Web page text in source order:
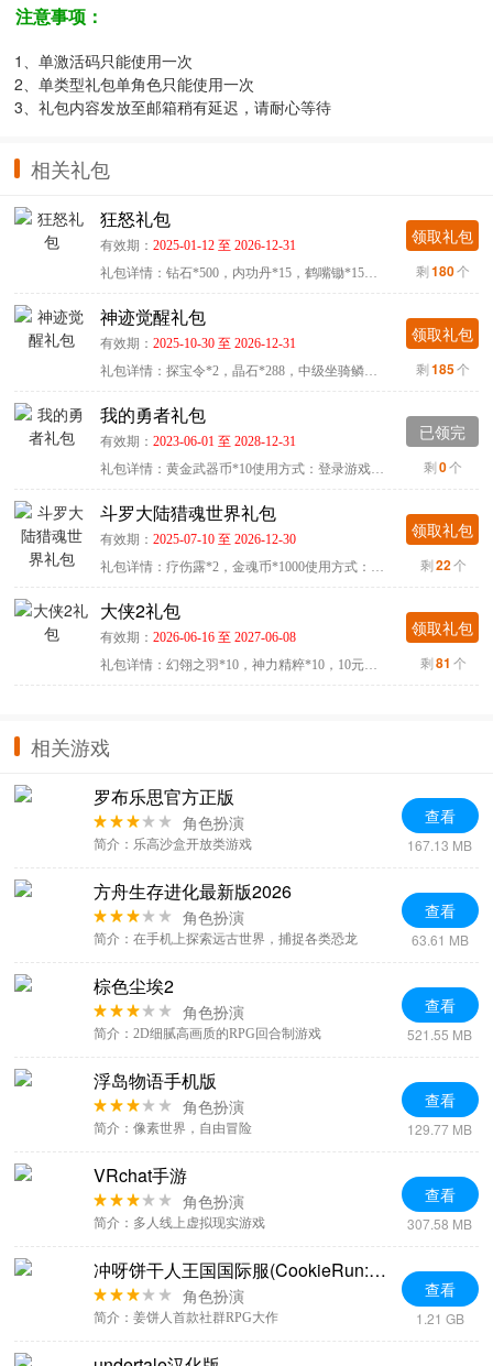
注意事项：
1、单激活码只能使用一次
2、单类型礼包单角色只能使用一次
3、礼包内容发放至邮箱稍有延迟，请耐心等待
相关礼包
狂怒礼包
有效期：2025-01-12 至 2026-12-31
礼包详情：钻石*500，内功丹*15，鹤嘴锄*15，羽毛*15使用方式...
领取礼包
剩180个
神迹觉醒礼包
有效期：2025-10-30 至 2026-12-31
礼包详情：探宝令*2，晶石*288，中级坐骑鳞片*1，2级防御石*1...
领取礼包
剩185个
我的勇者礼包
有效期：2023-06-01 至 2028-12-31
礼包详情：黄金武器币*10使用方式：登录游戏，点击主界面右上...
已领完
剩0个
斗罗大陆猎魂世界礼包
有效期：2025-07-10 至 2026-12-30
礼包详情：疗伤露*2，金魂币*1000使用方式：进入游戏-设置-礼...
领取礼包
剩22个
大侠2礼包
有效期：2026-06-16 至 2027-06-08
礼包详情：幻翎之羽*10，神力精粹*10，10元充值卡*1使用方式：...
领取礼包
剩81 个
相关游戏
罗布乐思官方正版
角色扮演
简介：乐高沙盒开放类游戏
查看
167.13 MB
方舟生存进化最新版2026
角色扮演
简介：在手机上探索远古世界，捕捉各类恐龙
查看
63.61 MB
棕色尘埃2
角色扮演
简介：2D细腻高画质的RPG回合制游戏
查看
521.55 MB
浮岛物语手机版
角色扮演
简介：像素世界，自由冒险
查看
129.77 MB
VRchat手游
角色扮演
简介：多人线上虚拟现实游戏
查看
307.58 MB
冲呀饼干人王国国际服(CookieRun: Kingdom)
角色扮演
简介：姜饼人首款社群RPG大作
查看
1.21 GB